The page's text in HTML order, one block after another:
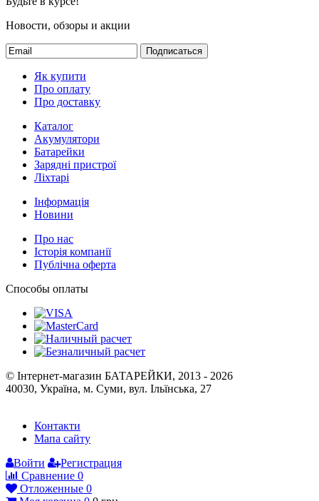
Новости, обзоры и акции
Подписаться
Як купити
Про оплату
Про доставку
Каталог
Акумулятори
Батарейки
Зарядні пристрої
Ліхтарі
Інформація
Новини
Про нас
Історія компанії
Публічна оферта
Способы оплаты
© Інтернет-магазин БАТАРЕЙКИ, 2013 - 2026
40030, Україна, м. Суми, вул. Ільїнська, 27
Контакти
Мапа сайту
Войти
Регистрация
Сравнение 0
Отложенные 0